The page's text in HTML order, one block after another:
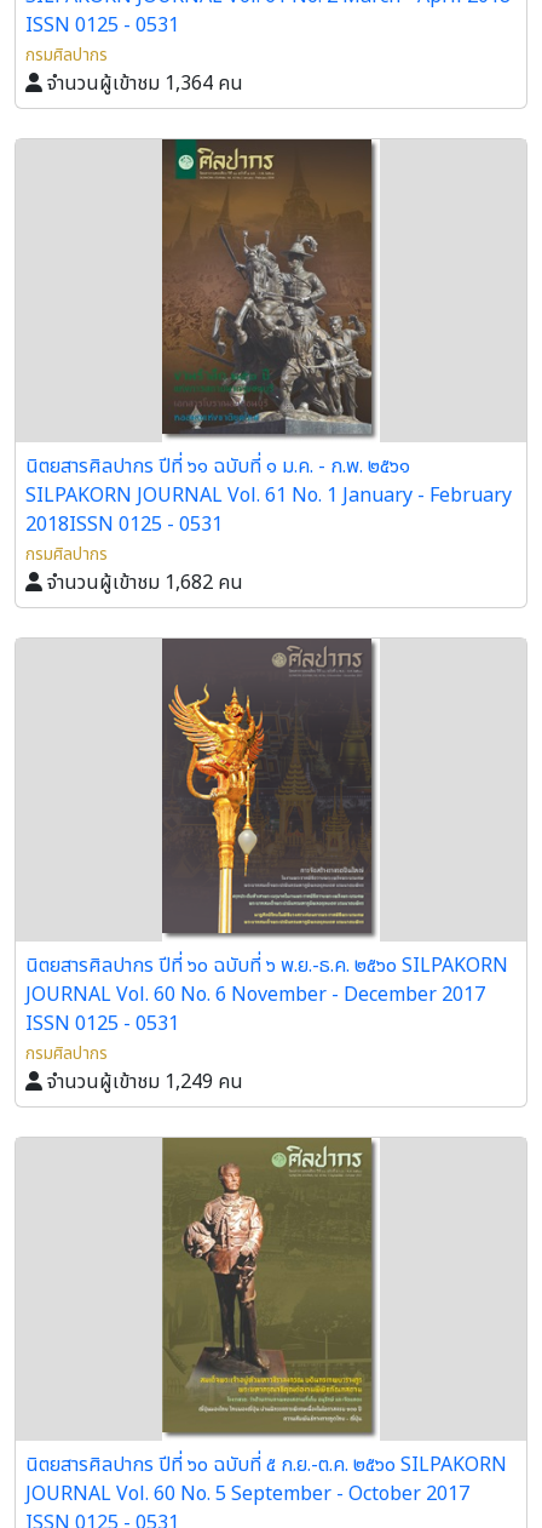
ISSN 0125 - 0531
กรมศิลปากร
จำนวนผู้เข้าชม 1,364 คน
นิตยสารศิลปากร ปีที่ ๖๑ ฉบับที่ ๑ ม.ค. - ก.พ. ๒๕๖๑
SILPAKORN JOURNAL Vol. 61 No. 1 January - February
2018ISSN 0125 - 0531
กรมศิลปากร
จำนวนผู้เข้าชม 1,682 คน
นิตยสารศิลปากร ปีที่ ๖๐ ฉบับที่ ๖ พ.ย.-ธ.ค. ๒๕๖๐ SILPAKORN
JOURNAL Vol. 60 No. 6 November - December 2017
ISSN 0125 - 0531
กรมศิลปากร
จำนวนผู้เข้าชม 1,249 คน
นิตยสารศิลปากร ปีที่ ๖๐ ฉบับที่ ๕ ก.ย.-ต.ค. ๒๕๖๐ SILPAKORN
JOURNAL Vol. 60 No. 5 September - October 2017